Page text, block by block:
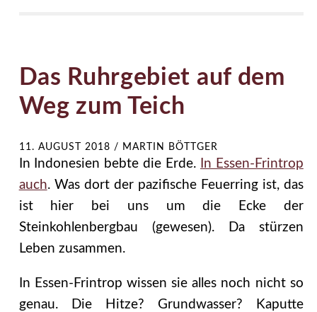
Das Ruhrgebiet auf dem
Weg zum Teich
11. AUGUST 2018 / MARTIN BÖTTGER
In Indonesien bebte die Erde.
In Essen-Frintrop
auch. Was dort der pazifische Feuerring ist, das
ist hier bei uns um die Ecke der
Steinkohlenbergbau (gewesen). Da stürzen
Leben zusammen.
In Essen-Frintrop wissen sie alles noch nicht so
genau. Die Hitze? Grundwasser? Kaputte